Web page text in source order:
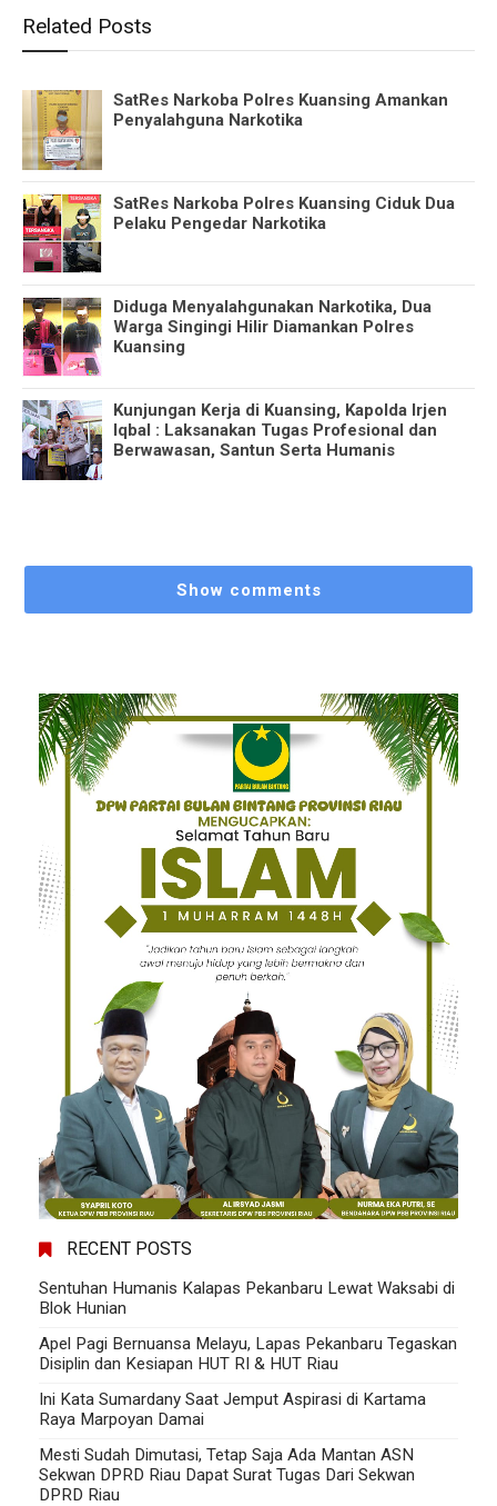
Related Posts
SatRes Narkoba Polres Kuansing Amankan
Penyalahguna Narkotika
SatRes Narkoba Polres Kuansing Ciduk Dua
Pelaku Pengedar Narkotika
Diduga Menyalahgunakan Narkotika, Dua
Warga Singingi Hilir Diamankan Polres
Kuansing
Kunjungan Kerja di Kuansing, Kapolda Irjen
Iqbal : Laksanakan Tugas Profesional dan
Berwawasan, Santun Serta Humanis
Show comments
RECENT POSTS
Sentuhan Humanis Kalapas Pekanbaru Lewat Waksabi di
Blok Hunian
Apel Pagi Bernuansa Melayu, Lapas Pekanbaru Tegaskan
Disiplin dan Kesiapan HUT RI & HUT Riau
Ini Kata Sumardany Saat Jemput Aspirasi di Kartama
Raya Marpoyan Damai
Mesti Sudah Dimutasi, Tetap Saja Ada Mantan ASN
Sekwan DPRD Riau Dapat Surat Tugas Dari Sekwan
DPRD Riau